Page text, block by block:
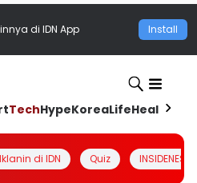
di IDN App Install
TechHypeKoreaLifeHealth
Iklanin di IDN Quiz INSIDENESIA